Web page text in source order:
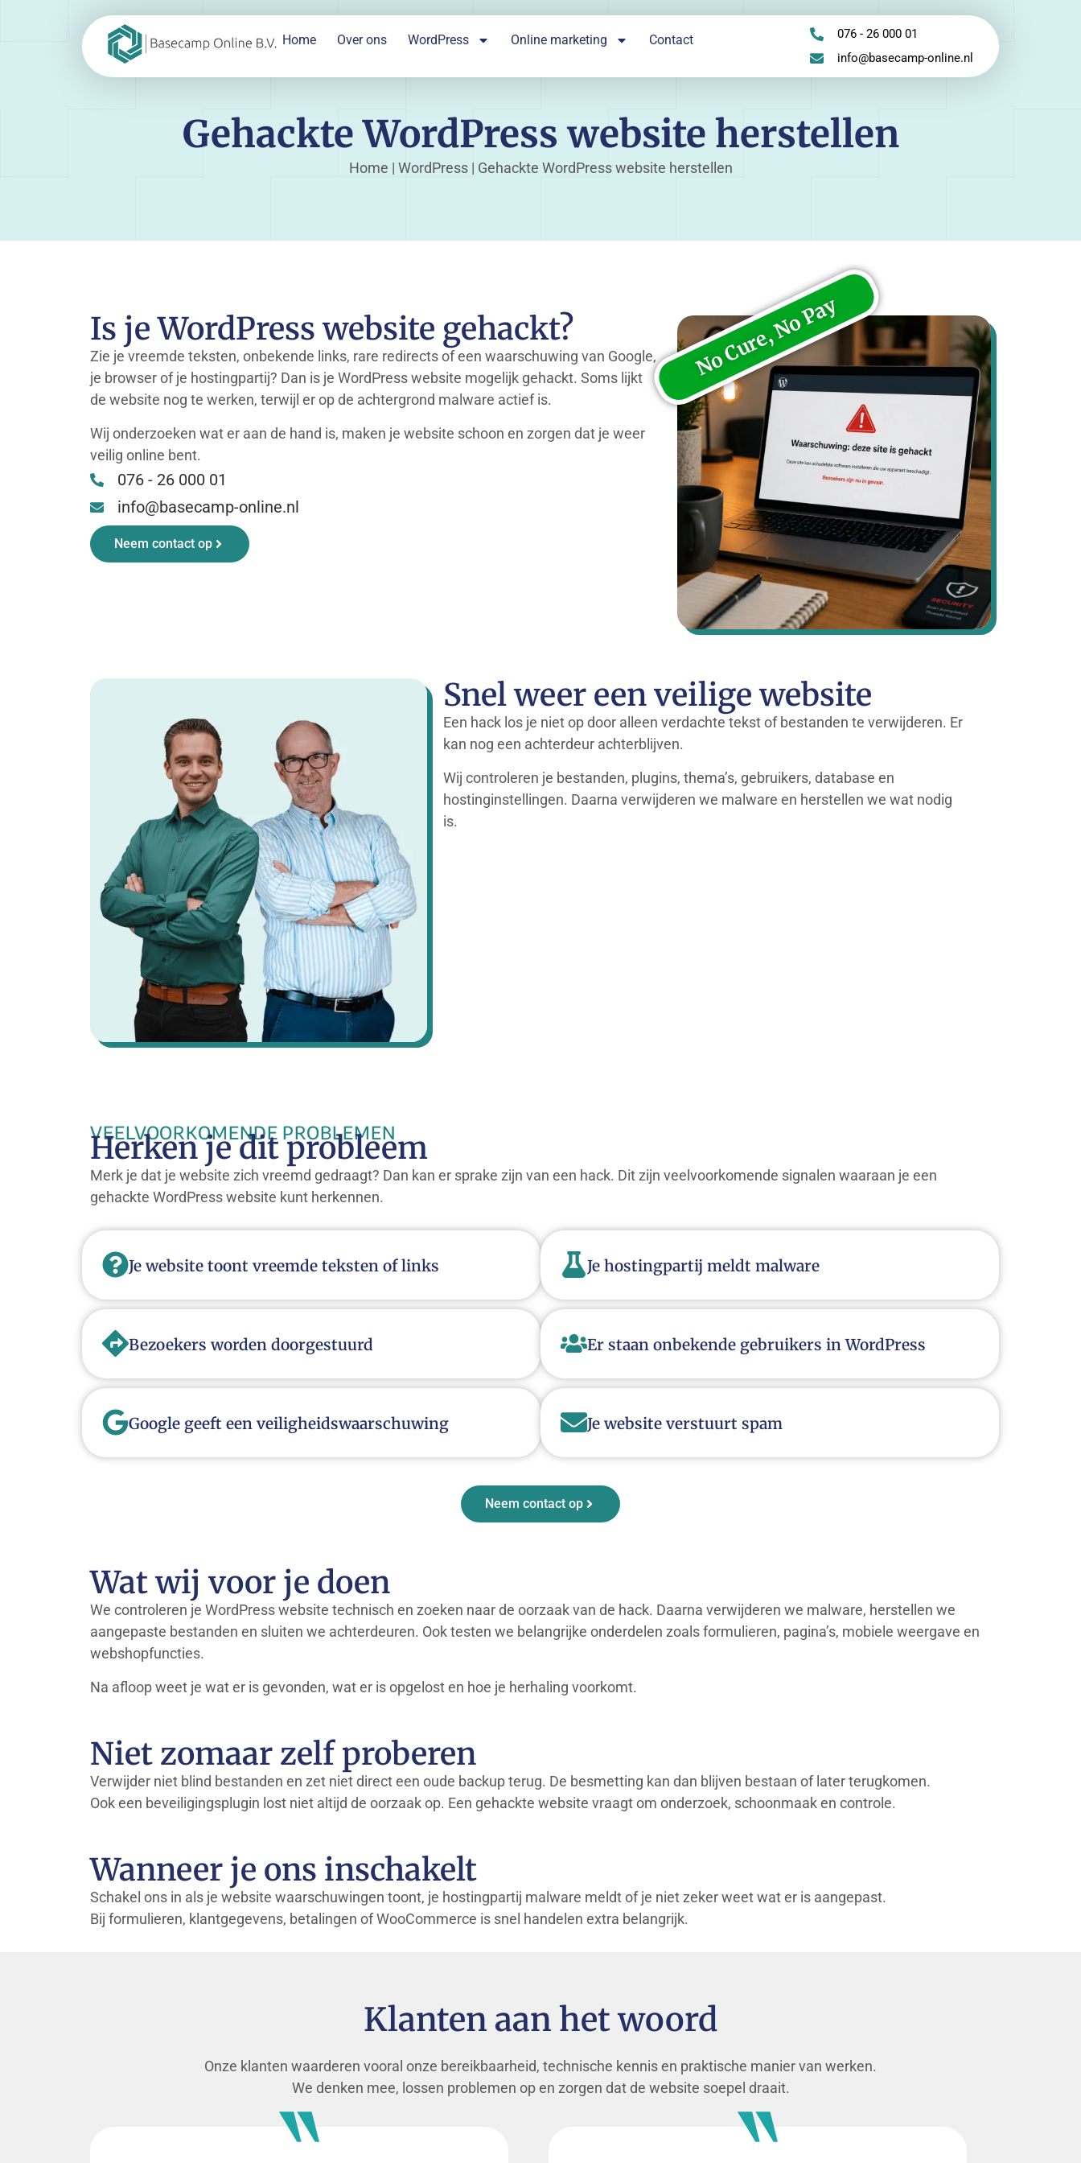
Home Over ons WordPress Online marketing Contact
076 - 26 000 01
info@basecamp-online.nl
Gehackte WordPress website herstellen
Home | WordPress| Gehackte WordPress website herstellen
Is je WordPress website gehackt?
Zie je vreemde teksten, onbekende links, rare redirects of een waarschuwing van Google,
je browser of je hostingpartij? Dan is je WordPress website mogelijk gehackt. Soms lijkt
de website nog te werken, terwijl er op de achtergrond malware actief is.
Wij onderzoeken wat er aan de hand is, maken je website schoon en zorgen dat je weer
veilig online bent.
076 - 26 000 01
info@basecamp-online.nl
Neem contact op
No Cure, No Pay
Snel weer een veilige website
Een hack los je niet op door alleen verdachte tekst of bestanden te verwijderen. Er
kan nog een achterdeur achterblijven.
Wij controleren je bestanden, plugins, thema’s, gebruikers, database en
hostinginstellingen. Daarna verwijderen we malware en herstellen we wat nodig
is.
VEELVOORKOMENDE PROBLEMEN
Herken je dit probleem
Merk je dat je website zich vreemd gedraagt? Dan kan er sprake zijn van een hack. Dit zijn veelvoorkomende signalen waaraan je een
gehackte WordPress website kunt herkennen.
Je website toont vreemde teksten of links Je hostingpartij meldt malware
Bezoekers worden doorgestuurd Er staan onbekende gebruikers in WordPress
Google geeft een veiligheidswaarschuwing Je website verstuurt spam
Neem contact op
Wat wij voor je doen
We controleren je WordPress website technisch en zoeken naar de oorzaak van de hack. Daarna verwijderen we malware, herstellen we
aangepaste bestanden en sluiten we achterdeuren. Ook testen we belangrijke onderdelen zoals formulieren, pagina’s, mobiele weergave en
webshopfuncties.
Na afloop weet je wat er is gevonden, wat er is opgelost en hoe je herhaling voorkomt.
Niet zomaar zelf proberen
Verwijder niet blind bestanden en zet niet direct een oude backup terug. De besmetting kan dan blijven bestaan of later terugkomen.
Ook een beveiligingsplugin lost niet altijd de oorzaak op. Een gehackte website vraagt om onderzoek, schoonmaak en controle.
Wanneer je ons inschakelt
Schakel ons in als je website waarschuwingen toont, je hostingpartij malware meldt of je niet zeker weet wat er is aangepast.
Bij formulieren, klantgegevens, betalingen of WooCommerce is snel handelen extra belangrijk.
Klanten aan het woord
Onze klanten waarderen vooral onze bereikbaarheid, technische kennis en praktische manier van werken.
We denken mee, lossen problemen op en zorgen dat de website soepel draait.